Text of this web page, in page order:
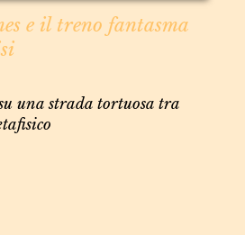
e il treno fantasma
una strada tortuosa tra